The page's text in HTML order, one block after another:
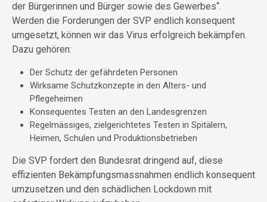
der Bürgerinnen und Bürger sowie des Gewerbes“.
Werden die Forderungen der SVP endlich konsequent
umgesetzt, können wir das Virus erfolgreich bekämpfen.
Dazu gehören:
Der Schutz der gefährdeten Personen
Wirksame Schutzkonzepte in den Alters- und
Pflegeheimen
Konsequentes Testen an den Landesgrenzen
Regelmässiges, zielgerichtetes Testen in Spitälern,
Heimen, Schulen und Produktionsbetrieben
Die SVP fordert den Bundesrat dringend auf, diese
effizienten Bekämpfungsmassnahmen endlich konsequent
umzusetzen und den schädlichen Lockdown mit